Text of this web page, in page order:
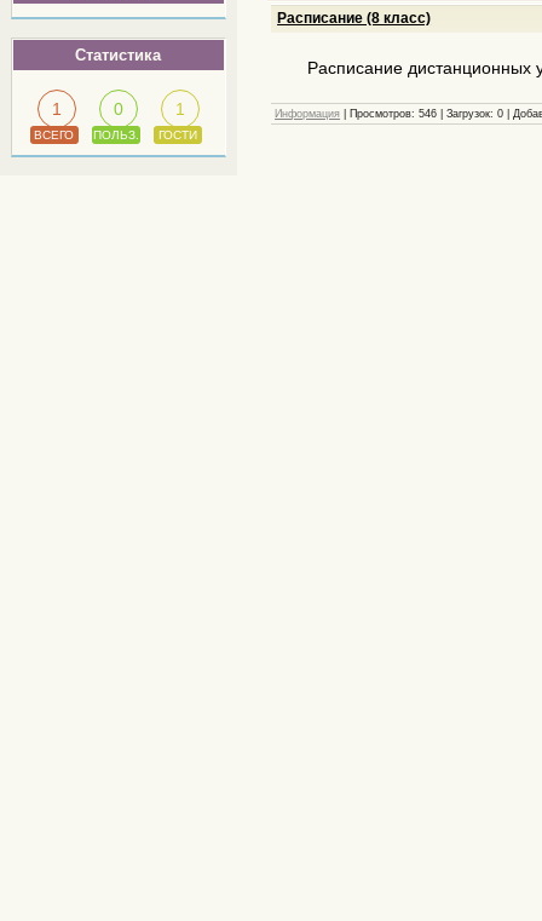
Статистика
1
ВСЕГО
0
ПОЛЬЗ.
1
ГОСТИ
Расписание (8 класс)
Расписание дистанционных
Информация Просмотров: 546 |Загрузок: 0